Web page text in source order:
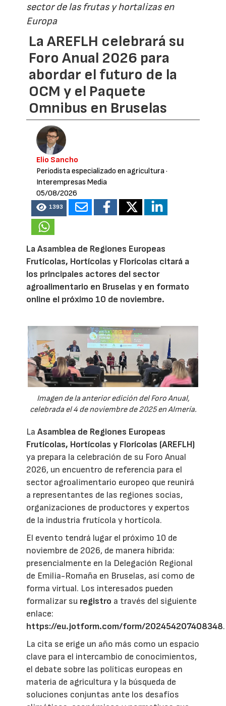
sector de las frutas y hortalizas en
Europa
La AREFLH celebrará su
Foro Anual 2026 para
abordar el futuro de la
OCM y el Paquete
Omnibus en Bruselas
Elio Sancho
Periodista especializado en agricultura·
Interempresas Media
05/08/2026
1393
La Asamblea de Regiones Europeas
Frutícolas, Hortícolas y Florícolas citará a
los principales actores del sector
agroalimentario en Bruselas y en formato
online el próximo 10 de noviembre.
Imagen de la anterior edición del Foro Anual,
celebrada el 4 de noviembre de 2025 en Almería.
LaAsamblea de Regiones Europeas
Frutícolas, Hortícolas y Florícolas (AREFLH)
ya prepara la celebración de su Foro Anual
2026, un encuentro de referencia para el
sector agroalimentario europeo que reunirá
a representantes de las regiones socias,
organizaciones de productores y expertos
de la industria frutícola y hortícola.
El evento tendrá lugar el próximo 10 de
noviembre de 2026, de manera híbrida:
presencialmente en la Delegación Regional
de Emilia-Romaña en Bruselas, así como de
forma virtual. Los interesados pueden
formalizar su registro a través del siguiente
enlace:
https://eu.jotform.com/form/202454207408348.
La cita se erige un año más como un espacio
clave para el intercambio de conocimientos,
el debate sobre las políticas europeas en
materia de agricultura y la búsqueda de
soluciones conjuntas ante los desafíos